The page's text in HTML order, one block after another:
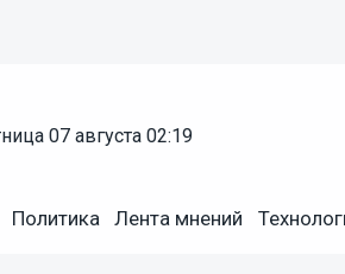
07 августа 02:19
Политика Лента мнений
заявила об